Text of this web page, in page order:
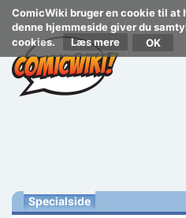
ComicWiki bruger en cookie til at
denne hjemmeside giver du
cookies.
Læs mere
Specialside